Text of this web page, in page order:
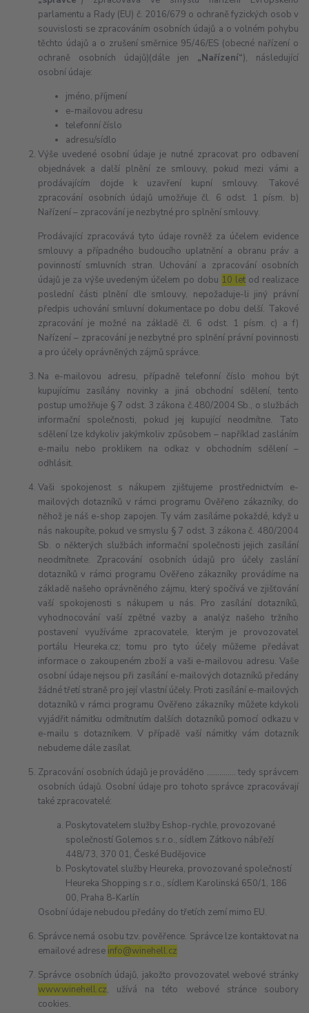
parlamentu a Rady (EU) č. 2016/679 o ochraně fyzických osob v
souvislosti se zpracováním osobních údajů a o volném pohybu
těchto údajů a o zrušení směrnice 95/46/ES (obecné nařízení o
ochraně osobních údajů)(dále jen „Nařízení“), následující
osobní údaje:
jméno, příjmení
e-mailovou adresu
telefonní číslo
adresu/sídlo
Výše uvedené osobní údaje je nutné zpracovat pro odbavení
objednávek a další plnění ze smlouvy, pokud mezi vámi a
prodávajícím dojde k uzavření kupní smlouvy. Takové
zpracování osobních údajů umožňuje čl. 6 odst. 1 písm. b)
Nařízení – zpracování je nezbytné pro splnění smlouvy.
Prodávající zpracovává tyto údaje rovněž za účelem evidence
smlouvy a případného budoucího uplatnění a obranu práv a
povinností smluvních stran. Uchování a zpracování osobních
údajů je za výše uvedeným účelem po dobu 10 letod realizace
poslední části plnění dle smlouvy, nepožaduje-li jiný právní
předpis uchování smluvní dokumentace po dobu delší. Takové
zpracování je možné na základě čl. 6 odst. 1 písm. c) a f)
Nařízení – zpracování je nezbytné pro splnění právní povinnosti
a pro účely oprávněných zájmů správce.
Na e-mailovou adresu, případně telefonní číslo mohou být
kupujícímu zasílány novinky a jiná obchodní sdělení, tento
postup umožňuje § 7 odst. 3 zákona č.480/2004 Sb., o službách
informační společnosti, pokud jej kupující neodmítne. Tato
sdělení lze kdykoliv jakýmkoliv způsobem – například zasláním
e-mailu nebo proklikem na odkaz v obchodním sdělení –
odhlásit.
Vaši spokojenost s nákupem zjišťujeme prostřednictvím e-
mailových dotazníků v rámci programu Ověřeno zákazníky, do
něhož je náš e-shop zapojen. Ty vám zasíláme pokaždé, když u
nás nakoupíte, pokud ve smyslu § 7 odst. 3 zákona č. 480/2004
Sb. o některých službách informační společnosti jejich zasílání
neodmítnete. Zpracování osobních údajů pro účely zaslání
dotazníků v rámci programu Ověřeno zákazníky provádíme na
základě našeho oprávněného zájmu, který spočívá ve zjišťování
vaší spokojenosti s nákupem u nás. Pro zasílání dotazníků,
vyhodnocování vaší zpětné vazby a analýz našeho tržního
postavení využíváme zpracovatele, kterým je provozovatel
portálu Heureka.cz; tomu pro tyto účely můžeme předávat
informace o zakoupeném zboží a vaši e-mailovou adresu. Vaše
osobní údaje nejsou při zasílání e-mailových dotazníků předány
žádné třetí straně pro její vlastní účely. Proti zasílání e-mailových
dotazníků v rámci programu Ověřeno zákazníky můžete kdykoli
vyjádřit námitku odmítnutím dalších dotazníků pomocí odkazu v
e-mailu s dotazníkem. V případě vaší námitky vám dotazník
nebudeme dále zasílat.
Zpracování osobních údajů je prováděno ………….. tedy správcem
osobních údajů. Osobní údaje pro tohoto správce zpracovávají
také zpracovatelé:
Poskytovatelem služby Eshop-rychle, provozované
společností Golemos s.r.o., sídlem Zátkovo nábřeží
448/73, 370 01, České Budějovice
Poskytovatel služby Heureka, provozované společností
Heureka Shopping s.r.o., sídlem Karolinská 650/1, 186
00, Praha 8-Karlín
Osobní údaje nebudou předány do třetích zemí mimo EU.
Správce nemá osobu tzv. pověřence. Správce lze kontaktovat na
emailové adrese info@winehell.cz
Správce osobních údajů, jakožto provozovatel webové stránky
www.winehell.cz, užívá na této webové stránce soubory
cookies.